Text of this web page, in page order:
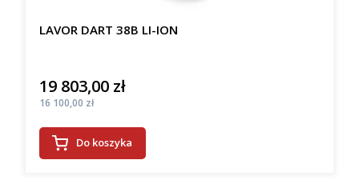
LAVOR DART 38B LI-ION
Cena
19 803,00 zł
Cena
16 100,00 zł
Do koszyka